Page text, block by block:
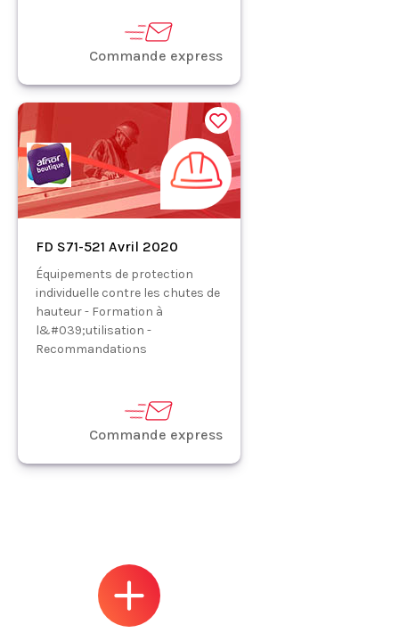
Commande express
FD S71-521 Avril 2020
Équipements de protection
individuelle contre les chutes de
hauteur - Formation à
l&#039;utilisation -
Recommandations
Commande express